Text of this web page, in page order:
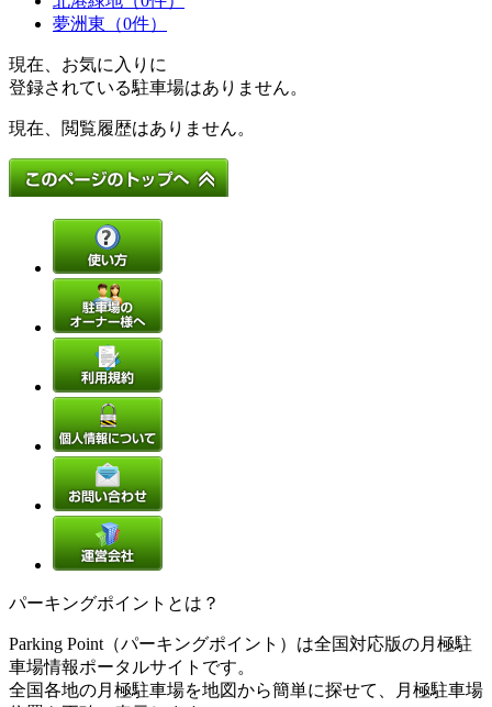
夢洲東（0件）
現在、お気に入りに
登録されている駐車場はありません。
現在、閲覧履歴はありません。
パーキングポイントとは？
Parking Point（パーキングポイント）は全国対応版の月極駐
車場情報ポータルサイトです。
全国各地の月極駐車場を地図から簡単に探せて、月極駐車場